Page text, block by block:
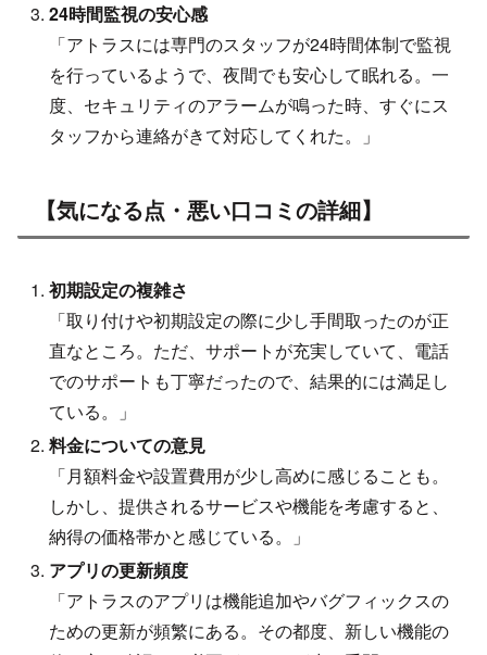
24時間監視の安心感
「アトラスには専門のスタッフが24時間体制で監視
を行っているようで、夜間でも安心して眠れる。一
度、セキュリティのアラームが鳴った時、すぐにス
タッフから連絡がきて対応してくれた。」
【気になる点・悪い口コミの詳細】
初期設定の複雑さ
「取り付けや初期設定の際に少し手間取ったのが正
直なところ。ただ、サポートが充実していて、電話
でのサポートも丁寧だったので、結果的には満足し
ている。」
料金についての意見
「月額料金や設置費用が少し高めに感じることも。
しかし、提供されるサービスや機能を考慮すると、
納得の価格帯かと感じている。」
アプリの更新頻度
「アトラスのアプリは機能追加やバグフィックスの
ための更新が頻繁にある。その都度、新しい機能の